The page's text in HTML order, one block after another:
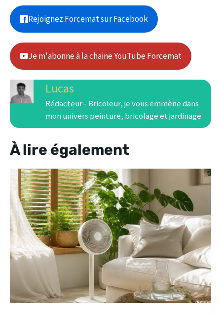
Rejoignez Forcemat sur Facebook
Je m'abonne à la chaine YouTube Forcemat
Lucas
Rédacteur - Bricoleur, je vous emmène dans
mon univers peinture, bricolage et jardinage
À lire également